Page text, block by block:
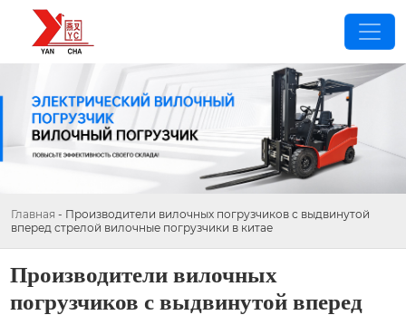
Главная - Производители вилочных погрузчиков с выдвинутой
вперед стрелой вилочные погрузчики в китае
Производители вилочных
погрузчиков с выдвинутой вперед